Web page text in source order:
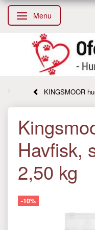
Skifte navigation
Menu
KINGSMOOR
Havfisk,
2,50 kg
-10%